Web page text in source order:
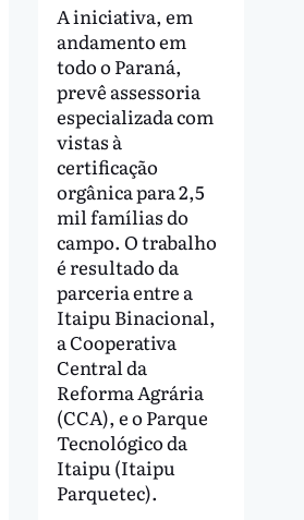
A iniciativa, em
andamento em
todo o Paraná,
prevê assessoria
especializada com
vistas à
certificação
orgânica para 2,5
mil famílias do
campo. O trabalho
é resultado da
parceria entre a
Itaipu Binacional,
a Cooperativa
Central da
Reforma Agrária
(CCA), e o Parque
Tecnológico da
Itaipu (Itaipu
Parquetec).